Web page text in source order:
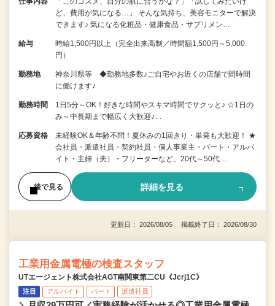
ど、費用が気になる…」 そんな気持ち、美容モニターで解決
できます♪ 気になる化粧品・健康食品・サプリメン…
給与
時給1,500円以上（完全出来高制／時間額1,500円～5,000
円）
勤務地
神奈川県等 ◆勤務地多数♪ご自宅やお近くの店舗で間時間
に働けます♪
勤務時間
1日5分～OK！好きな時間やスキマ時間でサクッと♪ ☆1日の
み～中長期まで幅広く大歓迎♪…
応募資格
未経験OK＆年齢不問！夏休みの1回きり・単発も大歓迎！ ★
会社員・派遣社員・契約社員・個人事業主・パート・アルバ
イト・主婦（夫）・フリーターなど、20代～50代…
後で見る 詳細を見る
更新日： 2026/08/05 掲載終了日： 2026/08/30
工業用金属電極の検査スタッフ
UTエージェント株式会社AGT南関東第二CU《Jcrj1C》
注目 アルバイト パート 派遣社員